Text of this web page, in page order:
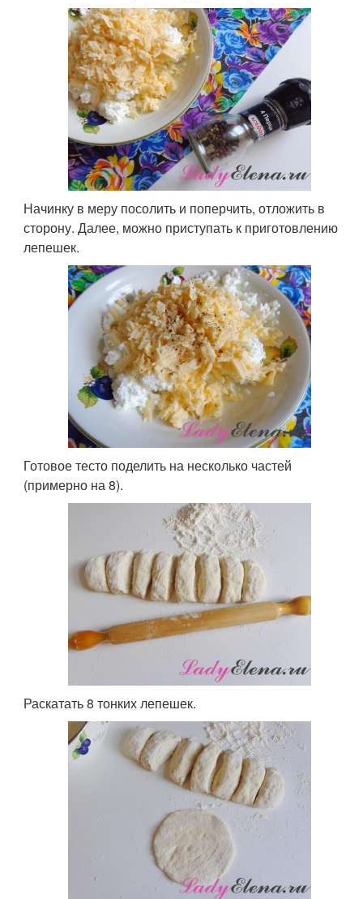
Начинку в меру посолить и поперчить, отложить в
сторону. Далее, можно приступать к приготовлению
лепешек.
Готовое тесто поделить на несколько частей
(примерно на 8).
Раскатать 8 тонких лепешек.